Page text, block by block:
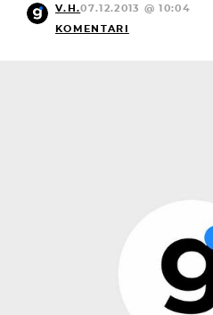
V.H.07.12.2013 @ 10:04
KOMENTARI